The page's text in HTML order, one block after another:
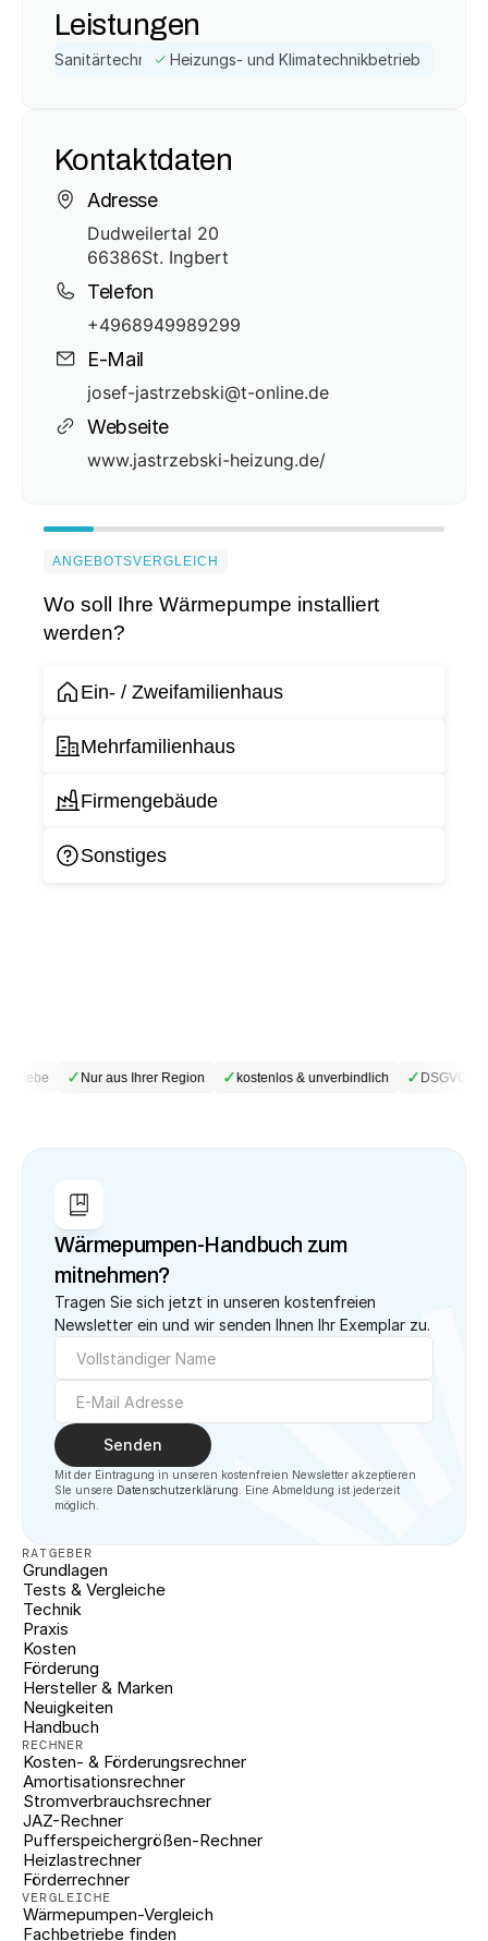
Leistungen
Sanitärtechnik Heizungs- und Klimatechnikbetrieb
Kontaktdaten
Adresse
Dudweilertal 20
66386St. Ingbert
Telefon
+4968949989299
E-Mail
josef-jastrzebski@t-online.de
Webseite
www.jastrzebski-heizung.de/
ANGEBOTSVERGLEICH
Wo soll Ihre Wärmepumpe installiert
werden?
Ein- / Zweifamilienhaus
Mehrfamilienhaus
Firmengebäude
Sonstiges
✓Nur aus Ihrer Region ✓kostenlos & unverbindlich ✓DSGVO-
Wärmepumpen-Handbuch zum
mitnehmen?
Tragen Sie sich jetzt in unseren kostenfreien
Newsletter ein und wir senden Ihnen Ihr Exemplar zu.
Senden
Mit der Eintragung in unseren kostenfreien Newsletter akzeptieren
SIe unsere Datenschutzerklärung . Eine Abmeldung ist jederzeit
möglich.
RATGEBER
Grundlagen
Tests & Vergleiche
Technik
Praxis
Kosten
Förderung
Hersteller & Marken
Neuigkeiten
Handbuch
RECHNER
Kosten- & Förderungsrechner
Amortisationsrechner
Stromverbrauchsrechner
JAZ-Rechner
Pufferspeichergrößen-Rechner
Heizlastrechner
Förderrechner
VERGLEICHE
Wärmepumpen-Vergleich
Fachbetriebe finden